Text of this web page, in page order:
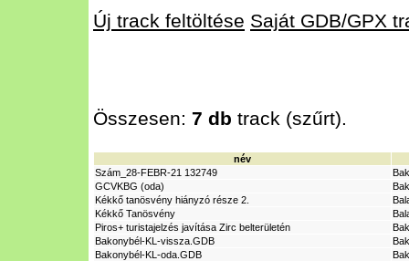
Új track feltöltése Saját GDB/GPX
Összesen: 7 db track (szűrt).
név
Szám_28-FEBR-21 132749
GCVKBG (oda)
Kékkő tanösvény hiányzó része 2.
Kékkő Tanösvény
Piros+ turistajelzés javítása Zirc belterületén
Bakonybél-KL-vissza.GDB
Bakonybél-KL-oda.GDB